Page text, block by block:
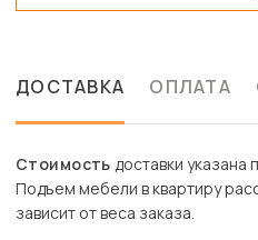
ДОСТАВКА ОПЛАТА
Стоимость доставки указана
Подъем мебели в квартиру
зависит от веса заказа.